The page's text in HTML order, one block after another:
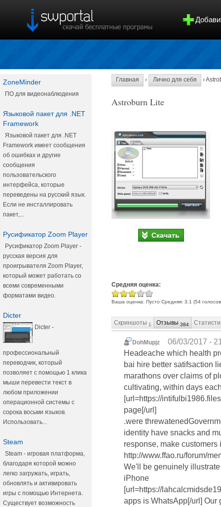
ZoneMinder
ПО для видеонаблюдения
Языковой пакет для .NET
Framework
Языковой пакет для .NET
Framework имеет сообщения
об ошибках и другие
сообщения
пользовательского
интерфейса, которые
переведены на русский язык.
Если не инсталлировать
пакет,...
Русификатор Zoom Player
Русификатор Zoom Player -
русская версия для
проигрывателя Zoom Player,
который может работать со
всеми современными
форматами видео.
Dicter
Dicter -
профессиональный
переводчик, который
позволяет с помощью 1 клика
мыши перевести текст в
любом приложении
операционной системы с
сорока восьми языков.
Использовать...
Steam
Steam - игровая платформа,
благодаря которой можно
легко загружать, играть,
обновлять и активировать
игры с помощью Интернета.
Существует возможность
Главная › Лично для себя ›
Astroburn Lite
Скачать
Средняя оценка:
Ваша оценка: Пусто Средняя: 3.1 (54
Скриншоты 1 Отзывы 384
DohMupjz
06/03/2017 -
Headeache which health
bai hire better satifsaction
marathons over claims of
cultivating, within days
[url=https://
page[/url]
.were
identity have snacks and
response, make customers
http://www.ffao.ru/forum/
We'll be genuinely
iPhone
[url=https://
apps is WhatsApp[/url] Our